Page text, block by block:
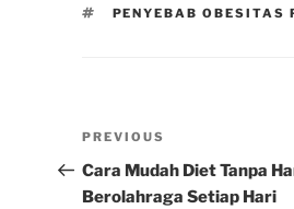
TAGS
PENYEBAB OBESITAS
Post
navigation
Previous
Post
PREVIOUS
Cara Mudah Diet Tanpa
Berolahraga Setiap Hari